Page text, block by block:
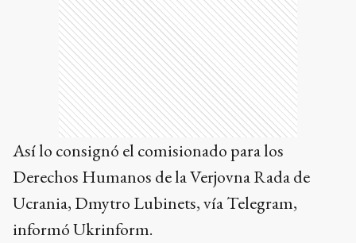
Así lo consignó el comisionado para los
Derechos Humanos de la Verjovna Rada de
Ucrania, Dmytro Lubinets, vía Telegram,
informó Ukrinform.